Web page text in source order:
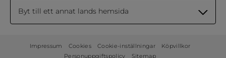
Byt till ett annat lands hemsida
Impressum Cookies Cookie-inställningar
Köpvillkor
Personuppgiftspolicy
Sitemap